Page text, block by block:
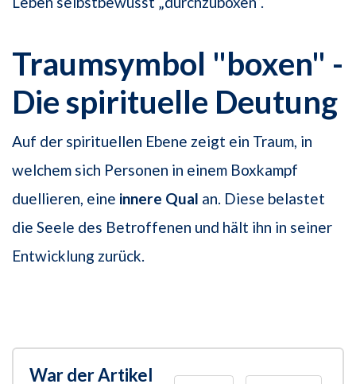
Traumsymbol "boxen" -
Die spirituelle Deutung
Auf der spirituellen Ebene zeigt ein Traum, in
welchem sich Personen in einem Boxkampf
duellieren, eine innere Qual an. Diese belastet
die Seele des Betroffenen und hält ihn in seiner
Entwicklung zurück.
War der Artikel